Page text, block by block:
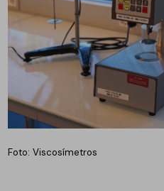
Foto: Viscosímetros